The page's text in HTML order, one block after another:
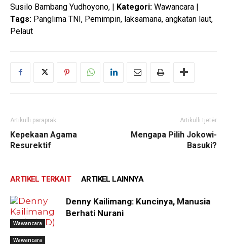
Susilo Bambang Yudhoyono, | Kategori: Wawancara |
Tags: Panglima TNI, Pemimpin, laksamana, angkatan laut,
Pelaut
Artikulli paraprak
Kepekaan Agama
Resurektif
Artikulli tjetër
Mengapa Pilih Jokowi-
Basuki?
ARTIKEL TERKAIT ARTIKEL LAINNYA
Wawancara
Denny Kailimang: Kuncinya, Manusia
Berhati Nurani
Wawancara